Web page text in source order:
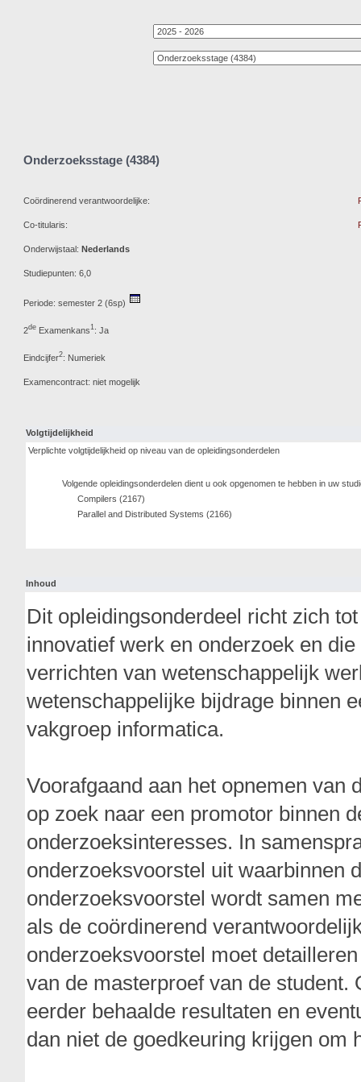
Onderzoeksstage (4384)
Coördinerend verantwoordelijke:
Co-titularis:
Onderwijstaal: Nederlands
Studiepunten: 6,0
Periode: semester 2 (6sp)
2de Examenkans1: Ja
Eindcijfer2: Numeriek
Examencontract: niet mogelijk
Volgtijdelijkheid
Verplichte volgtijdelijkheid op niveau van de opleidingsonderdelen
Volgende opleidingsonderdelen dient u ook opgenomen te hebben in uw
Compilers (2167)
Parallel and Distributed Systems (2166)
Inhoud
Dit opleidingsonderdeel richt zich
innovatief werk en onderzoek en
verrichten van wetenschappelijk
wetenschappelijke bijdrage binnen
vakgroep informatica.
Voorafgaand aan het opnemen van
op zoek naar een promotor binnen
onderzoeksinteresses. In
onderzoeksvoorstel uit waarbinnen
onderzoeksvoorstel wordt samen
als de coördinerend
onderzoeksvoorstel moet
van de masterproef van de
eerder behaalde resultaten en
dan niet de goedkeuring krijgen om